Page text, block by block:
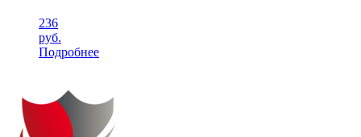
236
руб.
Подробнее